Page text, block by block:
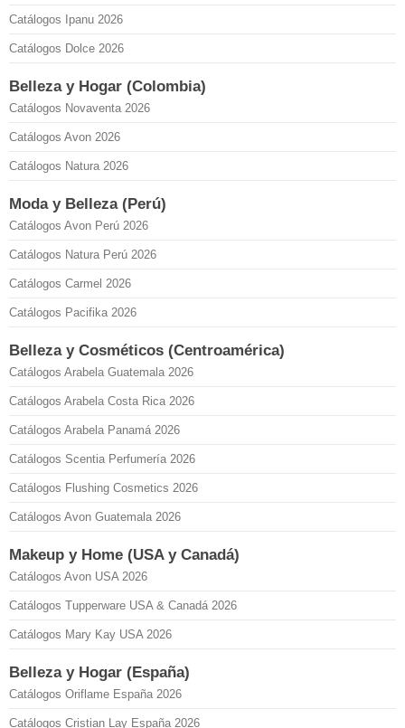
Catálogos Ipanu 2026
Catálogos Dolce 2026
Belleza y Hogar (Colombia)
Catálogos Novaventa 2026
Catálogos Avon 2026
Catálogos Natura 2026
Moda y Belleza (Perú)
Catálogos Avon Perú 2026
Catálogos Natura Perú 2026
Catálogos Carmel 2026
Catálogos Pacifika 2026
Belleza y Cosméticos (Centroamérica)
Catálogos Arabela Guatemala 2026
Catálogos Arabela Costa Rica 2026
Catálogos Arabela Panamá 2026
Catálogos Scentia Perfumería 2026
Catálogos Flushing Cosmetics 2026
Catálogos Avon Guatemala 2026
Makeup y Home (USA y Canadá)
Catálogos Avon USA 2026
Catálogos Tupperware USA & Canadá 2026
Catálogos Mary Kay USA 2026
Belleza y Hogar (España)
Catálogos Oriflame España 2026
Catálogos Cristian Lay España 2026